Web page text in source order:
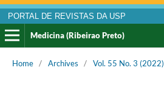
PORTAL DE REVISTAS DA USP
Medicina (Ribeirao Preto)
Home / Archives / Vol. 55 No. 3 (2022)